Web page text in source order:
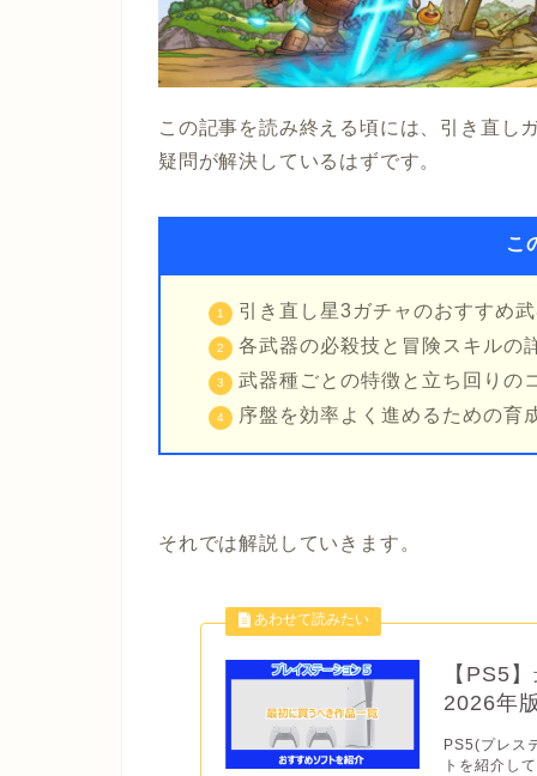
この記事を読み終える頃には、引き直し
疑問が解決しているはずです。
こ
引き直し星3ガチャのおすすめ
各武器の必殺技と冒険スキルの
武器種ごとの特徴と立ち回りの
序盤を効率よく進めるための育
それでは解説していきます。
【PS5
2026年
PS5(プレス
トを紹介し